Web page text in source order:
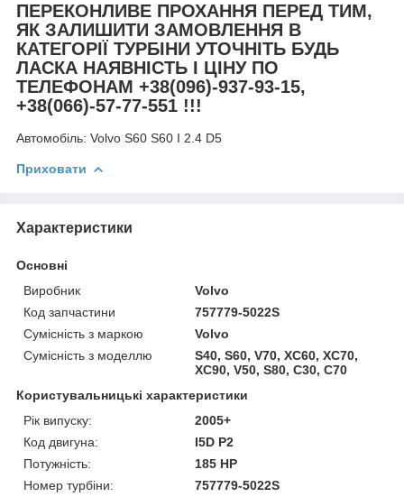
ПЕРЕКОНЛИВЕ ПРОХАННЯ ПЕРЕД ТИМ,
ЯК ЗАЛИШИТИ ЗАМОВЛЕННЯ В
КАТЕГОРІЇ ТУРБІНИ УТОЧНІТЬ БУДЬ
ЛАСКА НАЯВНІСТЬ І ЦІНУ ПО
ТЕЛЕФОНАМ +38(096)-937-93-15,
+38(066)-57-77-551 !!!
Автомобіль: Volvo S60 S60 I 2.4 D5
Приховати
Характеристики
Основні
Виробник
Volvo
Код запчастини
757779-5022S
Сумісність з маркою
Volvo
Сумісність з моделлю
S40, S60, V70, XC60, XC70,
XC90, V50, S80, C30, C70
Користувальницькі характеристики
Рік випуску:
2005+
Код двигуна:
I5D P2
Потужність:
185 HP
Номер турбіни:
757779-5022S